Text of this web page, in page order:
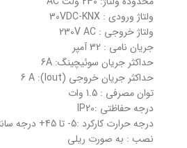
ولتاژ ورودی : 30VDC-KNX
ولتاژ خروجی : 230V AC
جریان نامی : 32 آمپر
حداکثر جریان سوئیچینگ: 6A
حداکثر جریان خروجی (Iout): 6 A
توان مصرفی : 1.5 وات
درجه حفاظتی :IP20
درجه حرارت کارکرد :5- تا 45+ درجه سانتیگراد
نصب : به صورت ریلی